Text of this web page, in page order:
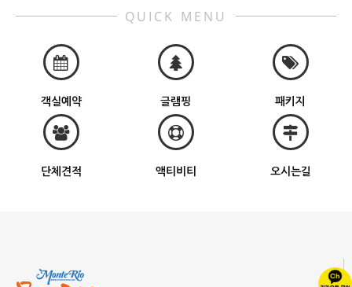
QUICK MENU
객실예약 글램핑 패키지
단체견적 액티비티 오시는길